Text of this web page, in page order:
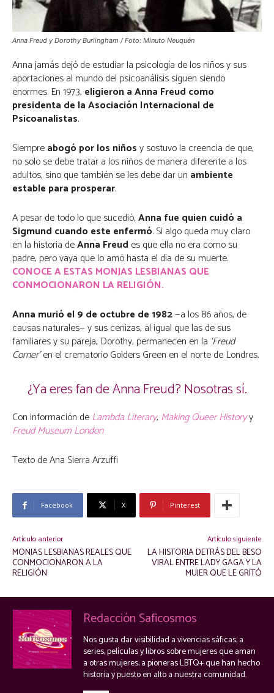
Anna Freud y Dorothy Burlingham / Foto: Minuto Neuquén
Anna jamás dejó de estudiar la psicología de los niños y sus
aportaciones al mundo del psicoanálisis siguen siendo
enormes. En 1973, eligieron a Anna Freud como
presidenta de la Asociación Internacional de
Psicoanalistas.
Siempreabogó por los niñosy sostuvo la creencia de que,
no solo se debe tratar a los niños de manera diferente a los
adultos, sino que también se les debe dar un ambiente
estable para prosperar.
A pesar de todo lo que sucedió,Anna fue quien cuidó a
Sigmund cuando este enfermó. Si algo queda muy claro
en la historia deAnna Freud es que ella no era como su
padre, pero vaya que lo amó hasta el día de su muerte.
CONOCE A ESTAS MONJAS LESBIANAS QUE
CONMOCIONARON LA RELIGIÓN.
Anna murió el 9 de octubre de 1982—a los 86 años, de
causas naturales— y sus cenizas, al igual que las de sus
familiares y su pareja, Dorothy, permanecen en la ‘Freud
Corner’en el crematorio Golders Green en el norte de Londres.
¿Ya eres fan de Anna Freud? Nosotras sí.
Con información deLambda Literary, Making Queer Historyy
Freud Museum London
Texto de Ana Sierra Arzuffi
Facebook X Pinterest
Artículo anterior
MONJAS LESBIANAS REALES QUE
CONMOCIONARON A LA
RELIGIÓN
Artículo siguiente
LA HISTORIA DETRÁS DEL BESO
VIRAL ENTRE LADY GAGA Y LA
MUJER QUE LE GRITÓ
Redacción Saficosmos
Nos gusta dar visibilidad a vivencias sáficas; a
series, películas y libros sobre mujeres que aman
a otras mujeres; a pioneras LBTQ+ que han hecho
historia y puesto en alto a nuestra comunidad.